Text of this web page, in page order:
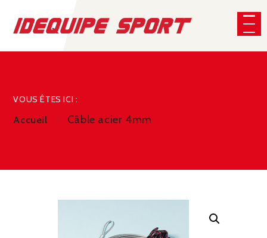
VOUS ÊTES ICI :
Accueil Câble acier 4mm